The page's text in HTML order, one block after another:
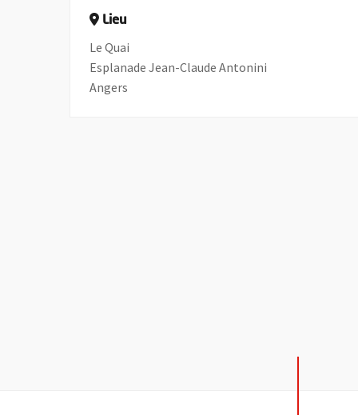
Lieu
Le Quai
Esplanade Jean-Claude Antonini
Angers